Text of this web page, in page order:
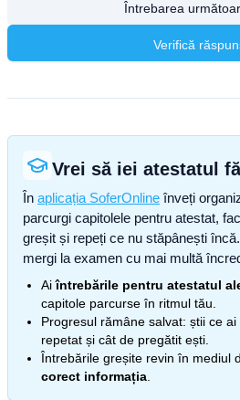
Întrebarea
Verifică
Vrei să iei atestatul
În aplicația SoferOnline înveți
parcurgi capitolele pentru atestat,
greșit și repeți ce nu stăpânești
mergi la examen cu mai multă
Aiîntrebările pentru atestatul
capitole parcurse în ritmul tău.
Progresul rămâne salvat: știi ce
repetat și cât de pregătit ești.
Întrebările greșite revin în mediul
corect informația